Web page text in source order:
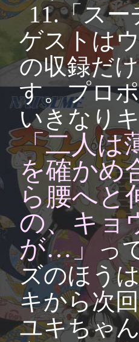
11.「ス
ゲストは
の収録だ
す。プロ
いきなり
「二人は
を確かめ
ら腰へと
の、キョ
が…」 っ
ズのほう
キから次
ユキちゃ